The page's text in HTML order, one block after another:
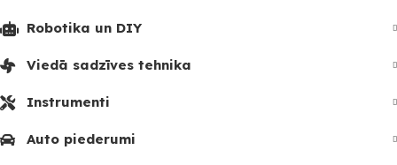
Robotika un DIY
Viedā sadzīves tehnika
Instrumenti
Auto piederumi